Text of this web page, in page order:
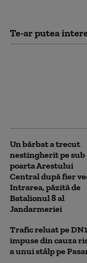
Te-ar putea
Un bărbat a trecut
nestingherit pe sub
poarta Arestului
Central după fier
Intrarea, păzită de
Batalionul 8 al
Jandarmeriei
Trafic reluat pe
impuse din cauza
a unui stâlp pe